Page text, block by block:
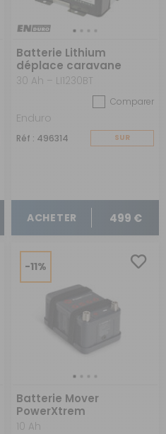
Batterie Lithium
déplace caravane
30 Ah – LI1230BT
Comparer
Enduro
Réf : 496314
SUR
ACHETER 499 €
-11%
Batterie Mover
PowerXtrem
10 Ah